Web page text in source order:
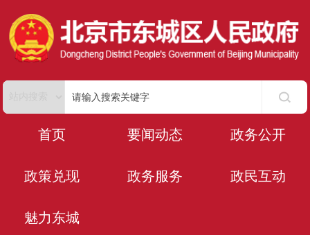
首页 要闻动态 政务公开
政策兑现 政务服务 政民互动
魅力东城